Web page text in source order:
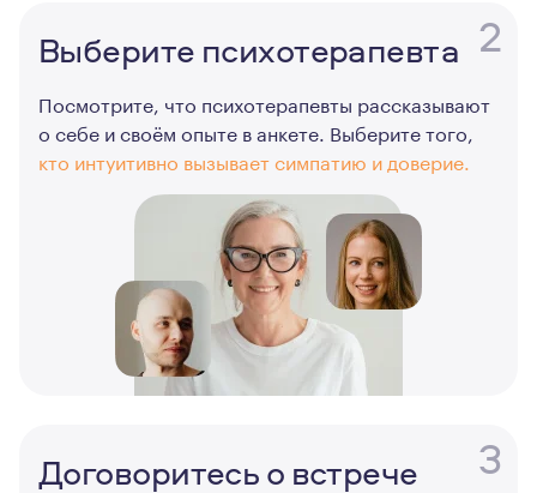
2
Выберите психотерапевта
Посмотрите, что психотерапевты рассказывают
о себе и своём опыте в анкете. Выберите того,
кто интуитивно вызывает симпатию и доверие.
3
Договоритесь о встрече